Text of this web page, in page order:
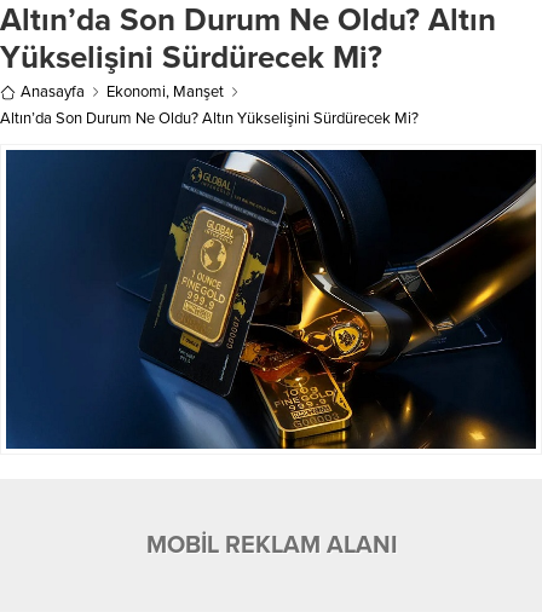
Altın’da Son Durum Ne Oldu? Altın
Yükselişini Sürdürecek Mi?
Anasayfa Ekonomi, Manşet
Altın’da Son Durum Ne Oldu? Altın Yükselişini Sürdürecek Mi?
MOBİL REKLAM ALANI